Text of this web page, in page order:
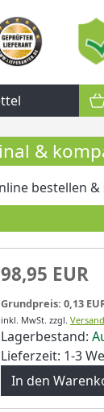
&
bestellen &
98,95 EUR
Grundpreis: 0,13
inkl. MwSt. zzgl. Versand
Lagerbestand:
Lieferzeit: 1-3